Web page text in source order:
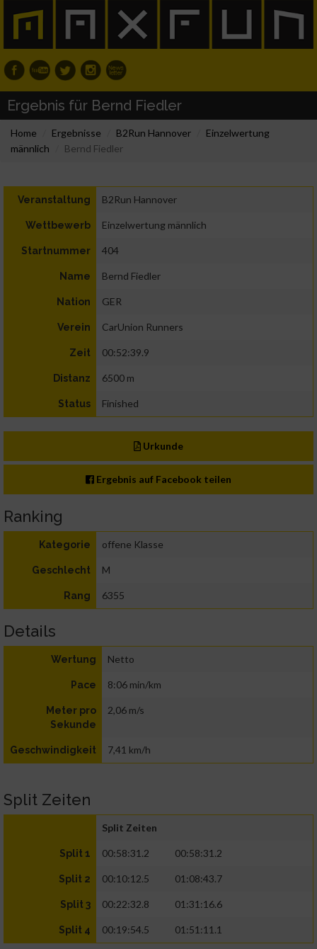
Ergebnis für Bernd Fiedler
Home Ergebnisse B2Run Hannover
Einzelwertung
männlich
Bernd Fiedler
Veranstaltung B2Run Hannover
Wettbewerb Einzelwertung männlich
Startnummer 404
Name Bernd Fiedler
Nation GER
Verein CarUnion Runners
Zeit 00:52:39.9
Distanz 6500 m
Status Finished
Urkunde
Ergebnis auf Facebook teilen
Ranking
Kategorie offene Klasse
Geschlecht M
Rang 6355
Details
Wertung Netto
Pace 8:06 min/km
Meter pro
Sekunde
2,06 m/s
Geschwindigkeit 7,41 km/h
Split Zeiten
Split Zeiten
Split 1 00:58:31.2 00:58:31.2
Split 2 00:10:12.5 01:08:43.7
Split 3 00:22:32.8 01:31:16.6
Split 4 00:19:54.5 01:51:11.1